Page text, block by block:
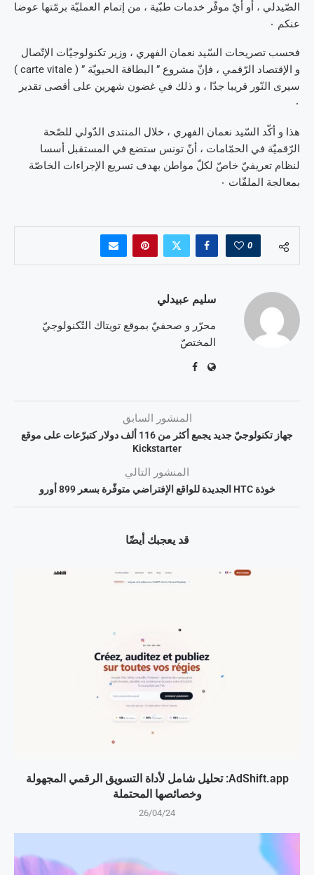
الصّيدلي ، أو أيّ موفّر خدمات طبّية ، من إتمام العمليّة برمّتها عوضا
عنكم ٠
فحسب تصريحات السّيد نعمان الفهري ، وزير تكنولوجيّات الإتّصال
و الإقتصاد الرّقمي ، فإنّ مشروع ” البطاقة الحيويّة ” ( carte vitale )
سيرى النّور قريبا جدّا ، و ذلك في غضون شهرين على أقصى تقدير
٠
هذا و أكّد السّيد نعمان الفهري ، خلال المنتدى الدّولي للصّحة
الرّقميّة في الحمّامات ، أنّ تونس ستضع في المستقبل أسسا
لنظام تعريفيّ خاصّ لكلّ مواطن بهدف تسريع الإجراءات الخاصّة
بمعالجة الملفّات ٠
0
سليم عبيدلي
محرّر و صحفيّ بموقع تويتاك التّكنولوجيّ
المختصّ
المنشور السابق
جهاز تكنولوجيّ جديد يجمع أكثر من 116 ألف دولار كتبرّعات على موقع
Kickstarter
المنشور التالي
خوذة HTC الجديدة للواقع الإفتراضي متوفّرة بسعر 899 أورو
قد يعجبك أيضًا
AdShift.app: تحليل شامل لأداة التسويق الرقمي المجهولة
وخصائصها المحتملة
26/04/24